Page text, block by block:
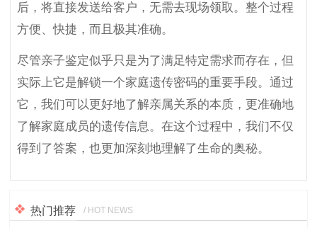
后，将直接发送给客户，无需去现场领取。整个过程
方便、快捷，而且极其准确。
尽管亲子鉴定似乎只是为了满足特定需求而存在，但
实际上它是解锁一个家庭遗传密码的重要手段。通过
它，我们可以更好地了解亲属关系的本质，更准确地
了解家庭成员的遗传信息。在这个过程中，我们不仅
得到了答案，也更加深刻地理解了生命的奥秘。
热门推荐 / HOT NEWS